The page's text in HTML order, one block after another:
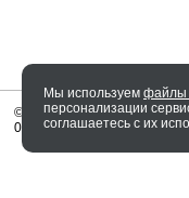
Мы используем файлы
персонализации
соглашаетесь с их
© 2005—2026 ENTERO
0.047 сек.